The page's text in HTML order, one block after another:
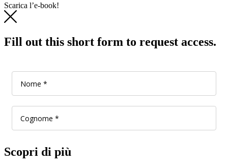
Scarica l’e-book!
Fill out this short form to request access.
Scopri di più